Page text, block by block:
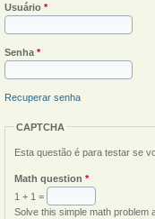
Usuário *
Senha *
Recuperar senha
CAPTCHA
Esta questão é para testar se
Math question *
1 + 1 =
Solve this simple math problem